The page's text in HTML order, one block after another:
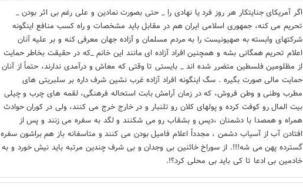
اگر آمریکای جنایتکار هر روز فرد یا نهادی را _ حتی بصورت نمادین و علی رغم بی اثر بودن _
تحریم می کنه، جمهوری اسلامی ایران هم در مقابل باید مشخصات و راه کسب منافع اینگونه
شرکتهای وابسته به صهیونیست را به مردم مسلمان و آزاده جهان معرفی کنه و بر علیه آنان
اعلام تحریم همگانی بشه و همچنین افراد آزاده ای مانند این خانم _که در حقیقت بخاطر حمایت
از مظلومین فلسطین متضرر شده اند _ بایستی تا وقتی که معاش و درآمدی ندارند، حتماً از آنان
حمایت مالی صورت بگیره . سگ اینگونه افراد آزاده غرب نشین شرف داره بر سلبریتی های
مطرب وطنی و وطن فروش، که در زمان آرامش بابت استحاله فرهنگی، لقمه های چرب و چیلی
بیت المال رو کوفت کرده و پولهای کلان رو تلنبار و در خارج خرج می کنند، ولی در کوران حوادث
همراه و همصدا با دشمنان ،دیس و بشقاب رو می شکنند و لگد به سفره می زنند و پس از
افتادن آب از آسیاب دشمن ، مجدداً اعلام فامیل بودن می کنند و متاسفانه باز هم براشون سفره
گسترده پهن می شه!!!. از سوراخ خائنین بی وجدان و بی شرف چندین مرتبه باید نیش خورد و به
خادمین بی ادعا تا کی باید بی محلی کرد؟!.